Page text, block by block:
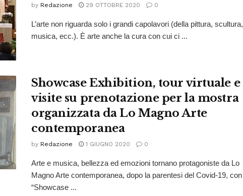
by Redazione 29 OTTOBRE 2020 0
L’arte non riguarda solo i grandi capolavori (della pittura, scultura,
musica, ecc.). È arte anche la cura con cui ci ...
Showcase Exhibition, tour virtuale e
visite su prenotazione per la mostra
organizzata da Lo Magno Arte
contemporanea
by Redazione 1 GIUGNO 2020 0
Arte e musica, bellezza ed emozioni tornano protagoniste da Lo
Magno Arte contemporanea, dopo la parentesi del Covid-19, con
“Showcase ...